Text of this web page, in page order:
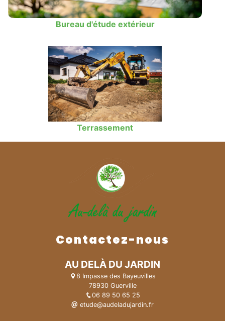
Bureau d'étude extérieur
Terrassement
Contactez-nous
AU DELÀ DU JARDIN
8 Impasse des Bayeuvilles
78930 Guerville
06 89 50 65 25
etude@audeladujardin.fr